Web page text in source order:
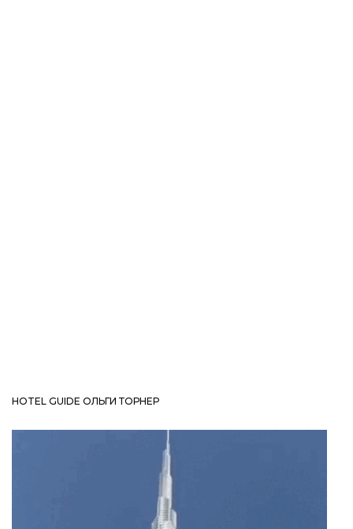
HOTEL GUIDE ОЛЬГИ ТОРНЕР